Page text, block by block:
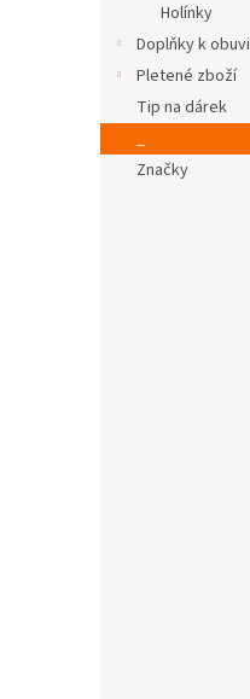
Holínky
Doplňky k obuvi
Pletené zboží
Tip na dárek
_
Značky